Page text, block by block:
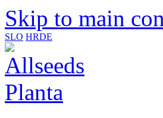
Skip to main
SLO HRDE